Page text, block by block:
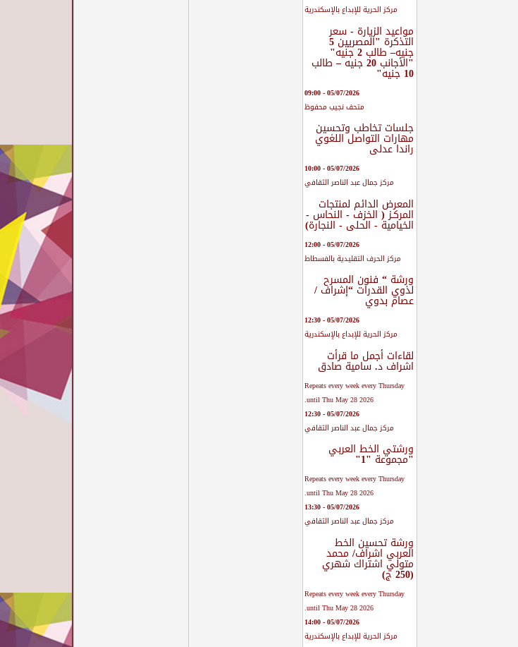
مركز الحرية للإبداع بالإسكندرية
مواعيد الزيارة - سعر
التذكرة "المصريين 5
جنيه– طالب 2 جنيه"
"الأجانب 20 جنيه – طالب
10 جنيه"
05/07/2026 - 09:00
متحف نجيب محفوظ
جلسات تخاطب وتحسين
مهارات التواصل اللغوي
راندا عدلى
05/07/2026 - 10:00
مركز جمال عبد الناصر الثقافي
المعرض الدائم لمنتجات
المركـز ( الخزف - النحاس -
الخيامية - الحلى - النجارة)
05/07/2026 - 12:00
مركز الحرف التقليدية بالفسطاط
ورشة “ فنون المسرح
لذوي القدرات “إشراف /
عصام بدوي
05/07/2026 - 12:30
مركز الحرية للإبداع بالإسكندرية
لقاءات أجمل ما قرأت
اشراف د. سامية صادق
Repeats every week every Thursday
until Thu May 28 2026.
05/07/2026 - 12:30
مركز جمال عبد الناصر الثقافي
ورشتي الخط العربي
"مجموعة "1"
Repeats every week every Thursday
until Thu May 28 2026.
05/07/2026 - 13:30
مركز جمال عبد الناصر الثقافي
ورشة تحسين الخط
العربي اشراف/ محمد
متولي اشتراك شهري
(250 ج)
Repeats every week every Thursday
until Thu May 28 2026.
05/07/2026 - 14:00
مركز الحرية للإبداع بالإسكندرية